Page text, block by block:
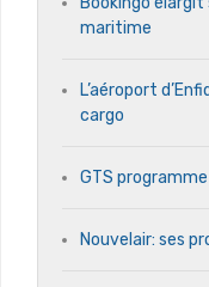
maritime
L’aéroport
cargo
GTS
Nouvelair: ses